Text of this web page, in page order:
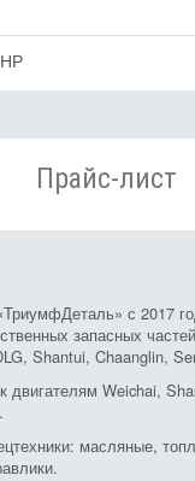
Прайс-лист
с 2017
запасных
Shantui, Chaanglin,
двигателям Weichai,
масляные,